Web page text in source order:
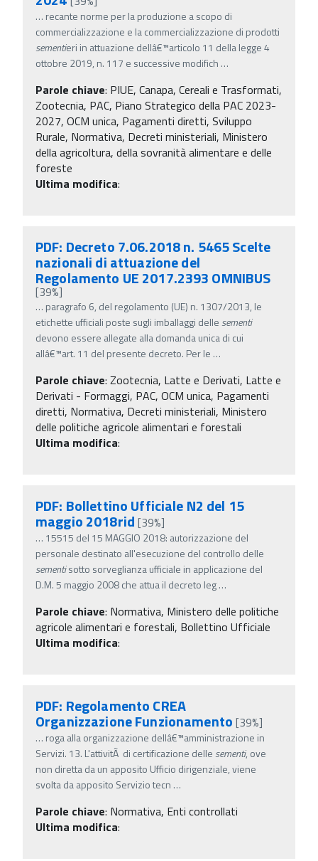
… recante norme per la produzione a scopo di
commercializzazione e la commercializzazione di prodotti
sementieri in attuazione dellâ€™articolo 11 della legge 4
ottobre 2019, n. 117 e successive modifich …
Parole chiave: PIUE, Canapa, Cereali e Trasformati,
Zootecnia, PAC, Piano Strategico della PAC 2023-
2027, OCM unica, Pagamenti diretti, Sviluppo
Rurale, Normativa, Decreti ministeriali, Ministero
della agricoltura, della sovranità alimentare e delle
foreste
Ultima modifica:
PDF: Decreto 7.06.2018 n. 5465 Scelte
nazionali di attuazione del
Regolamento UE 2017.2393 OMNIBUS
[39%]
… paragrafo 6, del regolamento (UE) n. 1307/2013, le
etichette ufficiali poste sugli imballaggi delle sementi
devono essere allegate alla domanda unica di cui
allâ€™art. 11 del presente decreto. Per le …
Parole chiave: Zootecnia, Latte e Derivati, Latte e
Derivati - Formaggi, PAC, OCM unica, Pagamenti
diretti, Normativa, Decreti ministeriali, Ministero
delle politiche agricole alimentari e forestali
Ultima modifica:
PDF: Bollettino Ufficiale N2 del 15
maggio 2018rid [39%]
… 15515 del 15 MAGGIO 2018: autorizzazione del
personale destinato all'esecuzione del controllo delle
sementisotto sorveglianza ufficiale in applicazione del
D.M. 5 maggio 2008 che attua il decreto leg…
Parole chiave: Normativa, Ministero delle politiche
agricole alimentari e forestali, Bollettino Ufficiale
Ultima modifica:
PDF: Regolamento CREA
Organizzazione Funzionamento [39%]
… roga alla organizzazione dellâ€™amministrazione in
Servizi. 13. L'attivitÃ di certificazione delle sementi, ove
non diretta da un apposito Ufficio dirigenziale, viene
svolta da apposito Servizio tecn …
Parole chiave: Normativa, Enti controllati
Ultima modifica: